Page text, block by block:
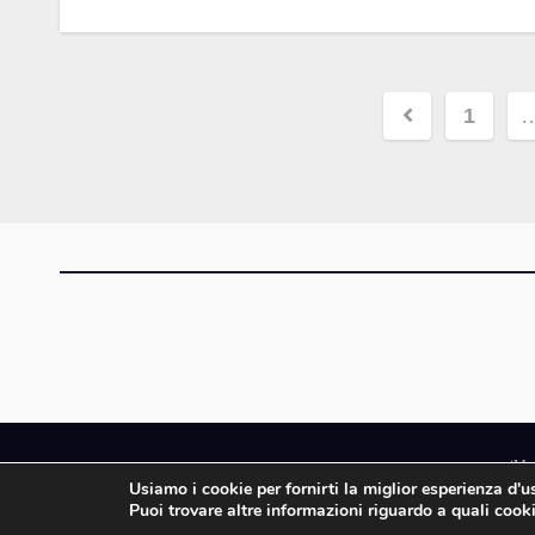
degli
1
iMagazine è un
Usiamo i cookie per fornirti la miglior esperienza
Puoi trovare altre informazioni riguardo a quali